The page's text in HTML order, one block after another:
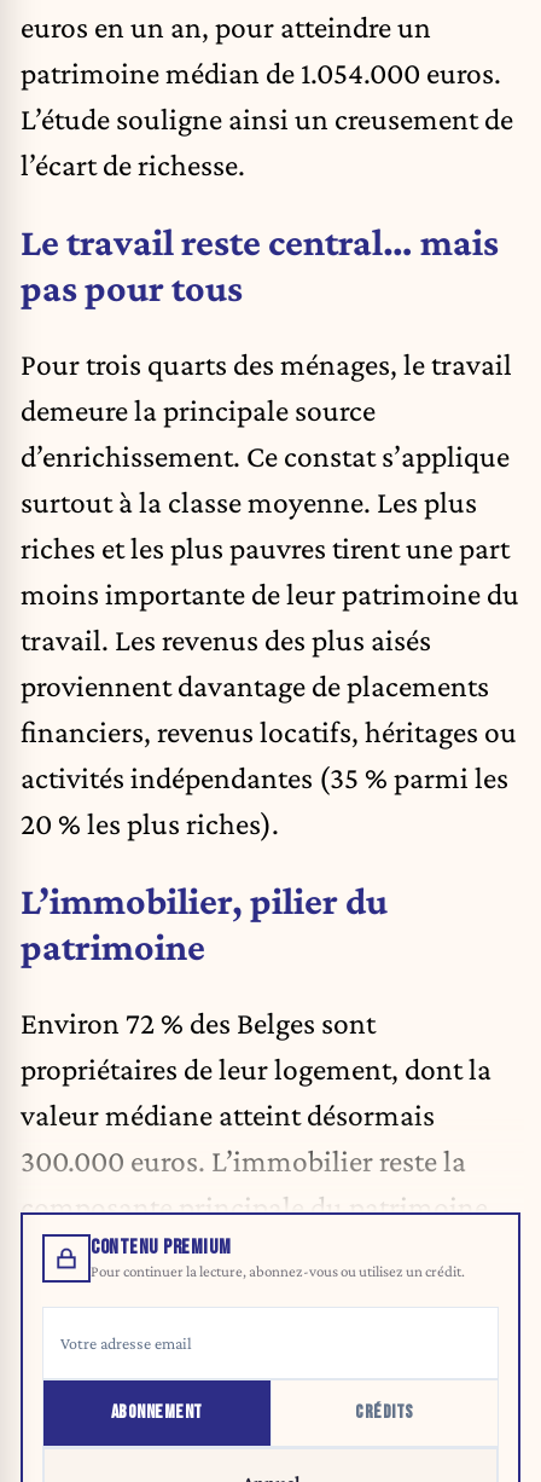
euros en un an, pour atteindre un
patrimoine médian de 1.054.000 euros.
L’étude souligne ainsi un creusement de
l’écart de richesse.
Le travail reste central… mais
pas pour tous
Pour trois quarts des ménages, le travail
demeure la principale source
d’enrichissement. Ce constat s’applique
surtout à la classe moyenne. Les plus
riches et les plus pauvres tirent une part
moins importante de leur patrimoine du
travail. Les revenus des plus aisés
proviennent davantage de placements
financiers, revenus locatifs, héritages ou
activités indépendantes (35 % parmi les
20 % les plus riches).
L’immobilier, pilier du
patrimoine
Environ 72 % des Belges sont
propriétaires de leur logement, dont la
valeur médiane atteint désormais
300.000 euros. L’immobilier reste la
composante principale du patrimoine.
CONTENU PREMIUM
Pour continuer la lecture, abonnez-vous ou utilisez un crédit.
ABONNEMENT CRÉDITS